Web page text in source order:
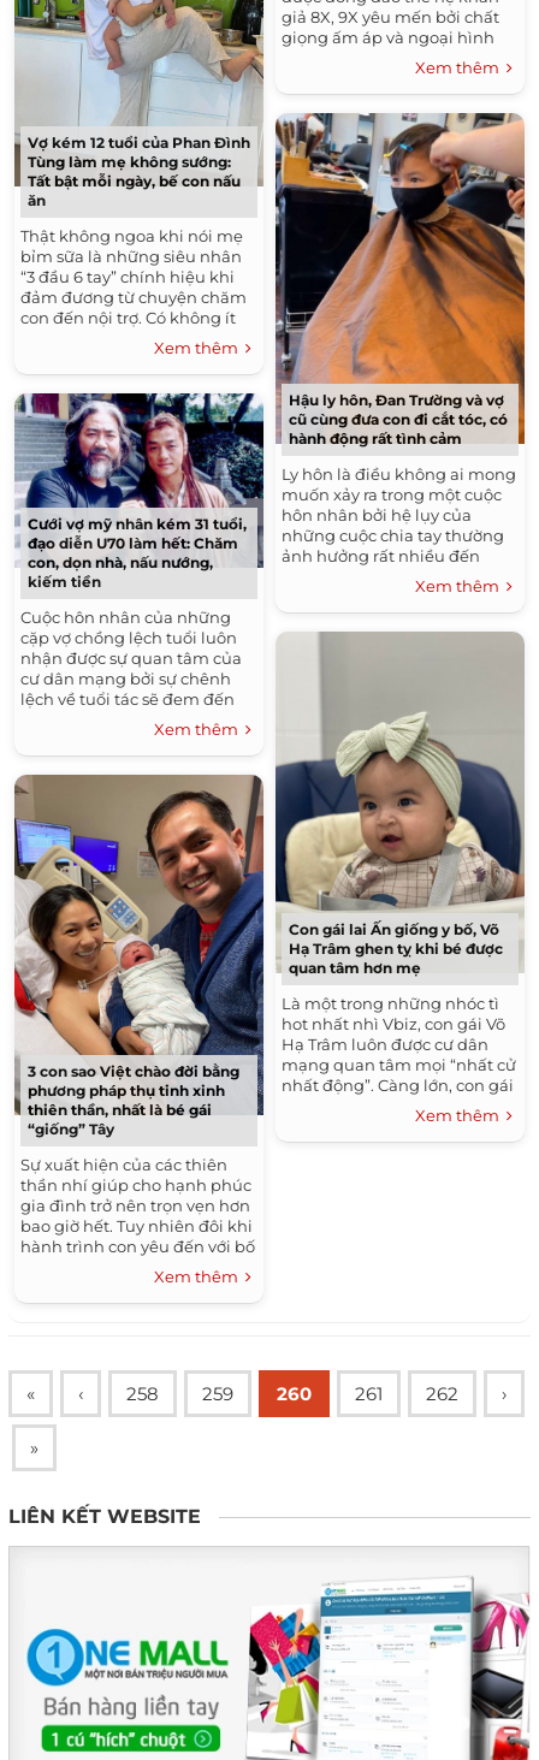
Vợ kém 12 tuổi của Phan Đình
Tùng làm mẹ không sướng:
Tất bật mỗi ngày, bế con nấu
ăn
Thật không ngoa khi nói mẹ
bỉm sữa là những siêu nhân
“3 đầu 6 tay” chính hiệu khi
đảm đương từ chuyện chăm
con đến nội trợ. Có không ít
khoảnh khắc chị em bỉm sữa
Xem thêm
Cưới vợ mỹ nhân kém 31 tuổi,
đạo diễn U70 làm hết: Chăm
con, dọn nhà, nấu nướng,
kiếm tiền
Cuộc hôn nhân của những
cặp vợ chồng lệch tuổi luôn
nhận được sự quan tâm của
cư dân mạng bởi sự chênh
lệch về tuổi tác sẽ đem đến
nhiều bất cập trong việc nuôi
dạy con. Tuy nhiên...
Xem thêm
3 con sao Việt chào đời bằng
phương pháp thụ tinh xinh
thiên thần, nhất là bé gái
“giống” Tây
Sự xuất hiện của các thiên
thần nhí giúp cho hạnh phúc
gia đình trở nên trọn vẹn hơn
bao giờ hết. Tuy nhiên đôi khi
hành trình con yêu đến với bố
mẹ của một số gia đình sao
Xem thêm
giả 8X, 9X yêu mến bởi chất
giọng ấm áp và ngoại hình
xinh xắn. Năm 2010, nữ ca sĩ
quyết định dừng hoạt...
Xem thêm
Hậu ly hôn, Đan Trường và vợ
cũ cùng đưa con đi cắt tóc, có
hành động rất tình cảm
Ly hôn là điều không ai mong
muốn xảy ra trong một cuộc
hôn nhân bởi hệ lụy của
những cuộc chia tay thường
ảnh hưởng rất nhiều đến
những đứa trẻ. Tuy nhiên,
cũng có một số cặp cha mẹ...
Xem thêm
Con gái lai Ấn giống y bố, Võ
Hạ Trâm ghen tỵ khi bé được
quan tâm hơn mẹ
Là một trong những nhóc tì
hot nhất nhì Vbiz, con gái Võ
Hạ Trâm luôn được cư dân
mạng quan tâm mọi “nhất cử
nhất động”. Càng lớn, con gái
Võ Hạ Trâm càng được mẹ
chăm chút hơn về diện...
Xem thêm
« ‹ 258 259 260 261 262 ›
»
LIÊN KẾT WEBSITE